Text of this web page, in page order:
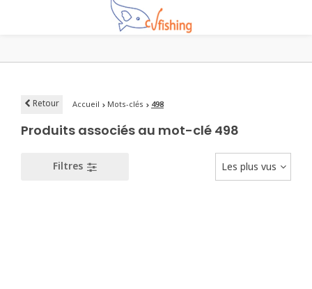
Retour Accueil Mots-clés 498
Produits associés au mot-clé 498
Filtres Les plus vus